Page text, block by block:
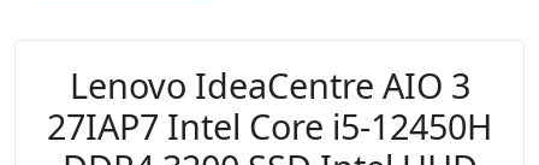
Lenovo IdeaCentre AIO 3
27IAP7 Intel Core i5-12450H